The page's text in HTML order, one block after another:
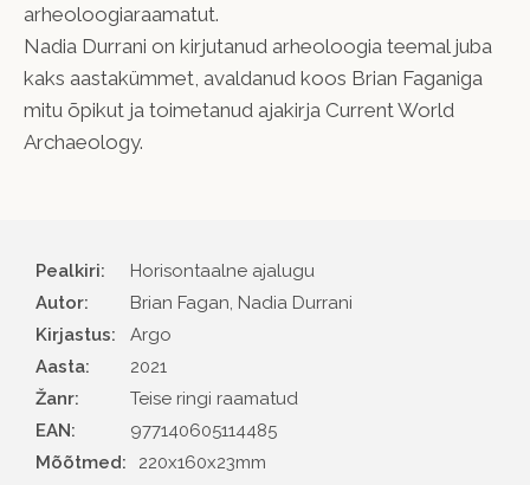
arheoloogiaraamatut.
Nadia Durrani on kirjutanud arheoloogia teemal juba
kaks aastakümmet, avaldanud koos Brian Faganiga
mitu õpikut ja toimetanud ajakirja Current World
Archaeology.
Pealkiri:
Horisontaalne ajalugu
Autor
Brian Fagan, Nadia Durrani
Kirjastus
Argo
Aasta
2021
Žanr
Teise ringi raamatud
EAN
977140605114485
Mõõtmed:
220x160x23mm